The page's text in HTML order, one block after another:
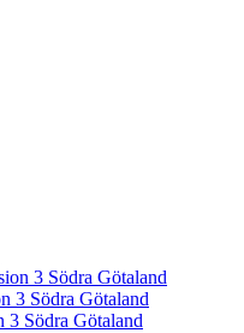
3 Södra Götaland
3 Södra Götaland
3 Södra Götaland